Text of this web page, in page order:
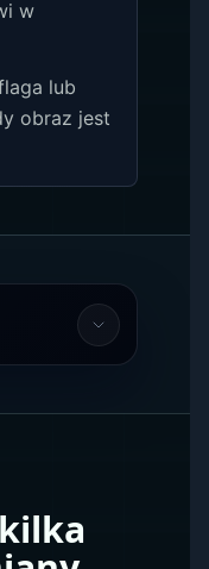
w
lub
obraz jest